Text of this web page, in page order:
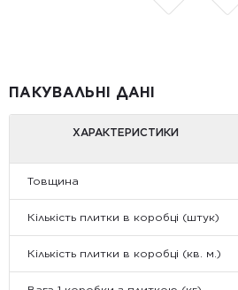
ПАКУВАЛЬНІ ДАНІ
ХАРАКТЕРИСТИКИ
Товщина
Кількість плитки в коробці (штук)
Кількість плитки в коробці (кв. м.)